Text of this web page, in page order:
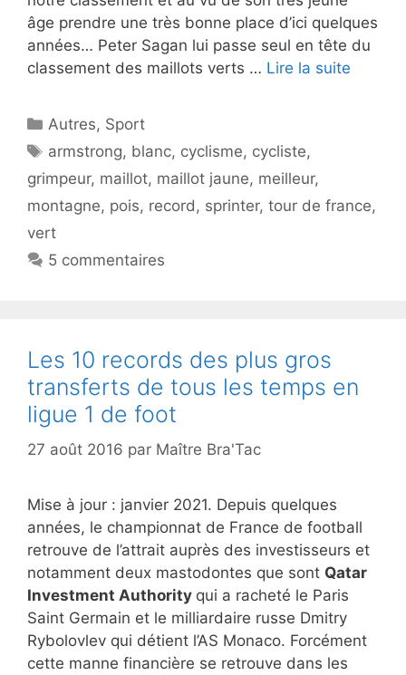
âge prendre une très bonne place d’ici quelques
années… Peter Sagan lui passe seul en tête du
classement des maillots verts … Lire la suite
Catégories
Autres, Sport
Étiquettes
armstrong, blanc, cyclisme, cycliste,
grimpeur, maillot, maillot jaune, meilleur,
montagne, pois, record, sprinter, tour de france,
vert
5 commentaires
Les 10 records des plus gros
transferts de tous les temps en
ligue 1 de foot
27 août 2016 par Maître Bra'Tac
Mise à jour : janvier 2021. Depuis quelques
années, le championnat de France de football
retrouve de l’attrait auprès des investisseurs et
notamment deux mastodontes que sont Qatar
Investment Authority qui a racheté le Paris
Saint Germain et le milliardaire russe Dmitry
Rybolovlev qui détient l’AS Monaco. Forcément
cette manne financière se retrouve dans les